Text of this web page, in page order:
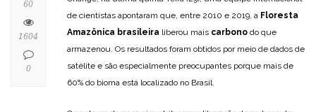
de cientistas apontaram que, entre 2010 e 2019, a Floresta
Amazônica brasileira liberou mais carbono do que
armazenou. Os resultados foram obtidos por meio de dados de
satélite e são especialmente preocupantes porque mais de
60% do bioma está localizado no Brasil.
60
1604
0